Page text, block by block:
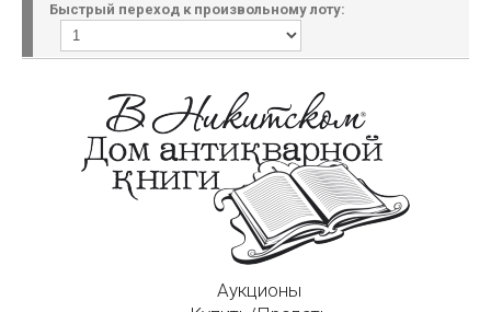
Быстрый переход к произвольному лоту:
Аукционы